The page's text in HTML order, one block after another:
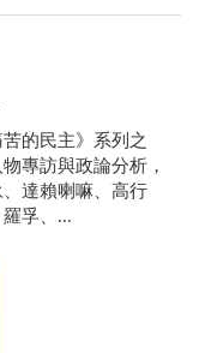
的民主》系列之
專訪與政論分析，
達賴喇嘛、高行
孚、...